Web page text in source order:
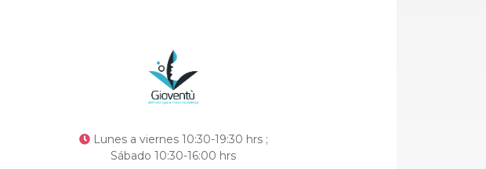
Lunes a viernes 10:30-19:30 hrs ;
Sábado 10:30-16:00 hrs